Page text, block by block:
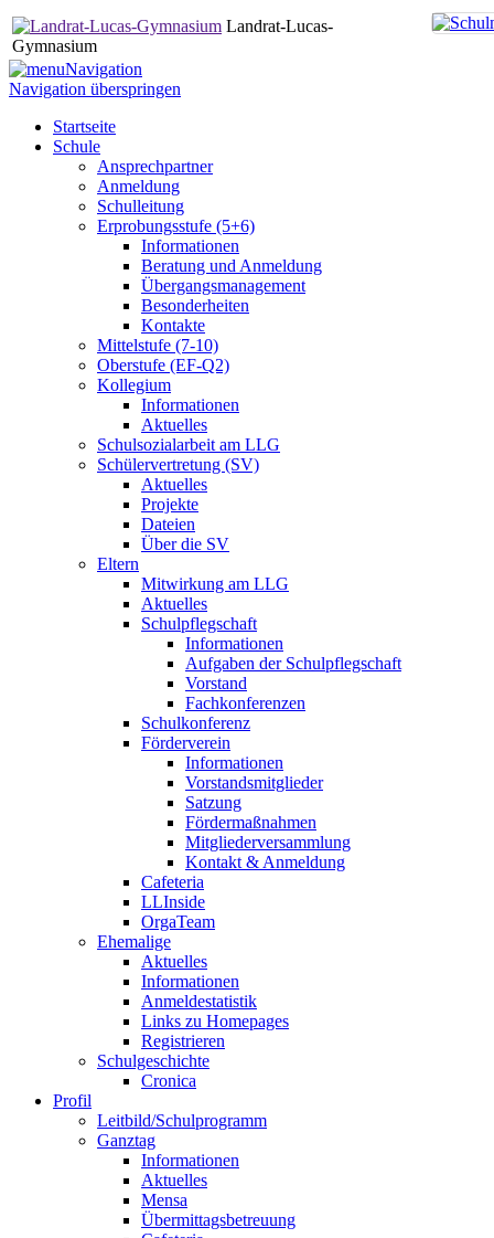
Landrat-Lucas-
Gymnasium
Navigation
Navigation überspringen
Startseite
Schule
Ansprechpartner
Anmeldung
Schulleitung
Erprobungsstufe (5+6)
Informationen
Beratung und Anmeldung
Übergangsmanagement
Besonderheiten
Kontakte
Mittelstufe (7-10)
Oberstufe (EF-Q2)
Kollegium
Informationen
Aktuelles
Schulsozialarbeit am LLG
Schülervertretung (SV)
Aktuelles
Projekte
Dateien
Über die SV
Eltern
Mitwirkung am LLG
Aktuelles
Schulpflegschaft
Informationen
Aufgaben der Schulpflegschaft
Vorstand
Fachkonferenzen
Schulkonferenz
Förderverein
Informationen
Vorstandsmitglieder
Satzung
Fördermaßnahmen
Mitgliederversammlung
Kontakt & Anmeldung
Cafeteria
LLInside
OrgaTeam
Ehemalige
Aktuelles
Informationen
Anmeldestatistik
Links zu Homepages
Registrieren
Schulgeschichte
Cronica
Profil
Leitbild/Schulprogramm
Ganztag
Informationen
Aktuelles
Mensa
Übermittagsbetreuung